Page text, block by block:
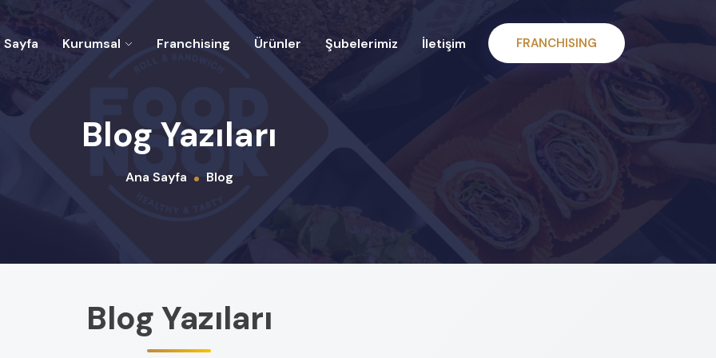
Sayfa Kurumsal Franchising Ürünler Şubelerimiz İletişim FRANCHISING
Blog Yazıları
Ana Sayfa Blog
Blog Yazıları